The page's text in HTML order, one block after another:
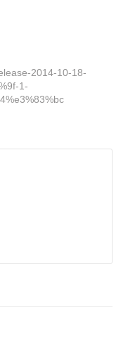
2014-10-18-
1-